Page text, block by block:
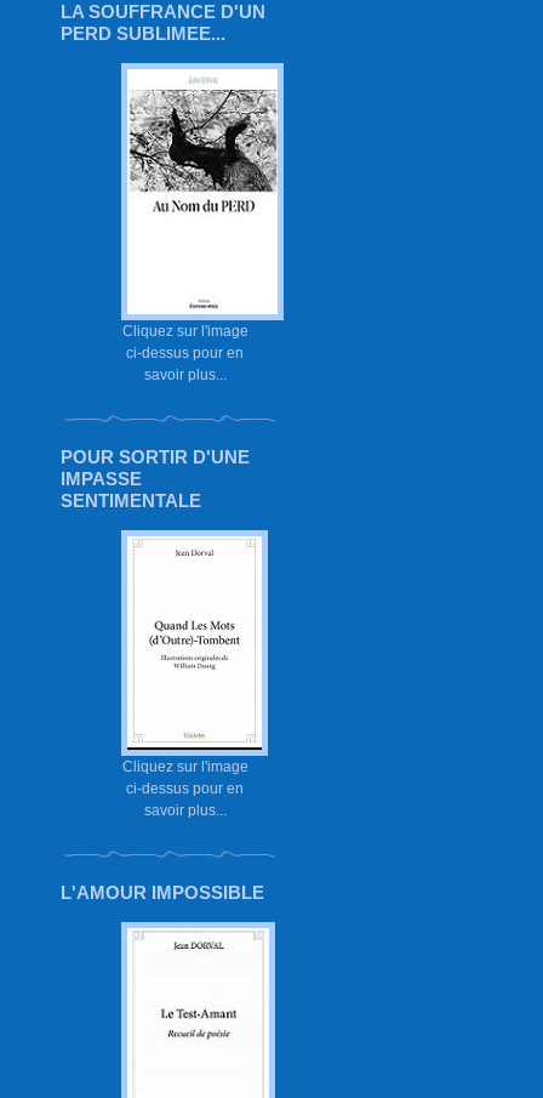
LA SOUFFRANCE D'UN
PERD SUBLIMEE...
Cliquez sur l'image
ci-dessus pour en
savoir plus...
POUR SORTIR D'UNE
IMPASSE
SENTIMENTALE
Cliquez sur l'image
ci-dessus pour en
savoir plus...
L'AMOUR IMPOSSIBLE